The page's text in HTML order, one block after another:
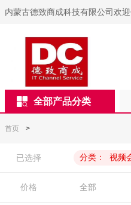
内蒙古德致商成科技有限公司欢迎
全部产品分类
首页 >
已选择 分类： 视频
价格 全部